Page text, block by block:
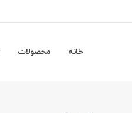
خانه محصولات